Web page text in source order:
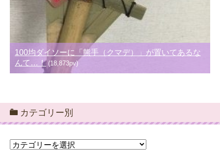
100均ダイソーに「熊手（クマデ）」が置いてあるな
んて…！ (18,873pv)
カテゴリー別
カ